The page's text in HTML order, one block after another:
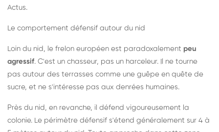
Actus.
Le comportement défensif autour du nid
Loin du nid, le frelon européen est paradoxalement peu
agressif. C'est un chasseur, pas un harceleur. Il ne tourne
pas autour des terrasses comme une guêpe en quête de
sucre, et ne s'intéresse pas aux denrées humaines.
Près du nid, en revanche, il défend vigoureusement la
colonie. Le périmètre défensif s'étend généralement sur 4 à